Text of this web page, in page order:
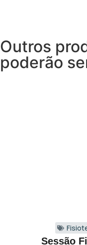
Outros
poderão
Sessão